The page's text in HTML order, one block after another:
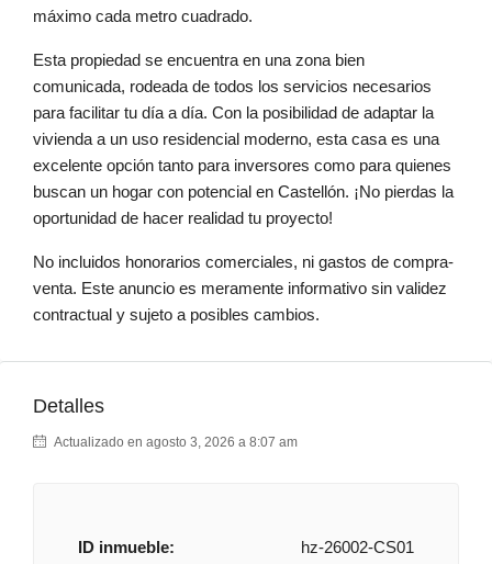
máximo cada metro cuadrado.
Esta propiedad se encuentra en una zona bien
comunicada, rodeada de todos los servicios necesarios
para facilitar tu día a día. Con la posibilidad de adaptar la
vivienda a un uso residencial moderno, esta casa es una
excelente opción tanto para inversores como para quienes
buscan un hogar con potencial en Castellón. ¡No pierdas la
oportunidad de hacer realidad tu proyecto!
No incluidos honorarios comerciales, ni gastos de compra-
venta. Este anuncio es meramente informativo sin validez
contractual y sujeto a posibles cambios.
Detalles
Actualizado en agosto 3, 2026 a 8:07 am
ID inmueble: hz-26002-CS01